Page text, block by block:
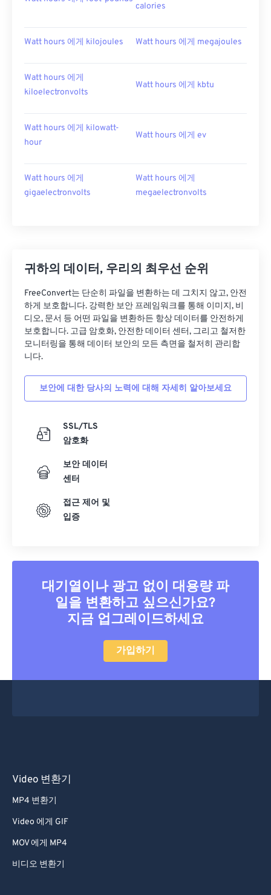
calories
Watt hours 에게 kilojoules Watt hours 에게 megajoules
Watt hours 에게
kiloelectronvolts
Watt hours 에게 kbtu
Watt hours 에게 kilowatt-
hour
Watt hours 에게 ev
Watt hours 에게
gigaelectronvolts
Watt hours 에게
megaelectronvolts
귀하의 데이터, 우리의 최우선 순위
FreeConvert는 단순히 파일을 변환하는 데 그치지 않고, 안전
하게 보호합니다. 강력한 보안 프레임워크를 통해 이미지, 비
디오, 문서 등 어떤 파일을 변환하든 항상 데이터를 안전하게
보호합니다. 고급 암호화, 안전한 데이터 센터, 그리고 철저한
모니터링을 통해 데이터 보안의 모든 측면을 철저히 관리합
니다.
보안에 대한 당사의 노력에 대해 자세히 알아보세요
SSL/TLS
암호화
보안 데이터
센터
접근 제어 및
입증
대기열이나 광고 없이 대용량 파
일을 변환하고 싶으신가요?
지금 업그레이드하세요
가입하기
Video 변환기
MP4 변환기
Video 에게 GIF
MOV 에게 MP4
비디오 변환기